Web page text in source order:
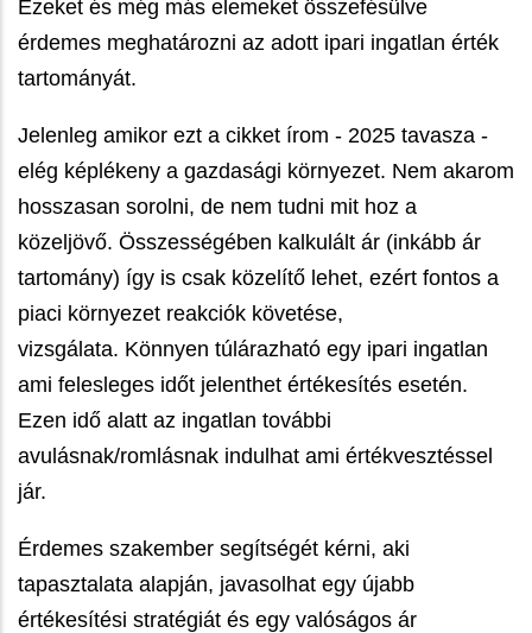
Ezeket és még más elemeket összefésülve
érdemes meghatározni az adott ipari ingatlan érték
tartományát.
Jelenleg amikor ezt a cikket írom - 2025 tavasza -
elég képlékeny a gazdasági környezet. Nem akarom
hosszasan sorolni, de nem tudni mit hoz a
közeljövő. Összességében kalkulált ár (inkább ár
tartomány) így is csak közelítő lehet, ezért fontos a
piaci környezet reakciók követése,
vizsgálata. Könnyen túlárazható egy ipari ingatlan
ami felesleges időt jelenthet értékesítés esetén.
Ezen idő alatt az ingatlan további
avulásnak/romlásnak indulhat ami értékvesztéssel
jár.
Érdemes szakember segítségét kérni, aki
tapasztalata alapján, javasolhat egy újabb
értékesítési stratégiát és egy valóságos ár